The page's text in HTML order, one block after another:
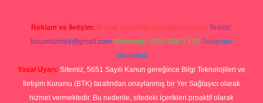
Reklam ve İletişim: E-mail: backlinkpaneli@gmail.com Teams:
forumhizmeti@gmail.com Whatsapp: 0262 606 0 726 Telegram:
@karabul
Yasal Uyarı: Sitemiz, 5651 Sayılı Kanun gereğince Bilgi Teknolojileri ve
İletişim Kurumu (BTK) tarafından onaylanmış bir Yer Sağlayıcı olarak
hizmet vermektedir. Bu nedenle, sitedeki içerikleri proaktif olarak